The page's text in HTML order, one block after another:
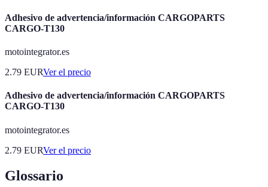
Adhesivo de advertencia/información CARGOPARTS
CARGO-T130
motointegrator.es
2.79 EURVer el precio
Adhesivo de advertencia/información CARGOPARTS
CARGO-T130
motointegrator.es
2.79 EURVer el precio
Glossario